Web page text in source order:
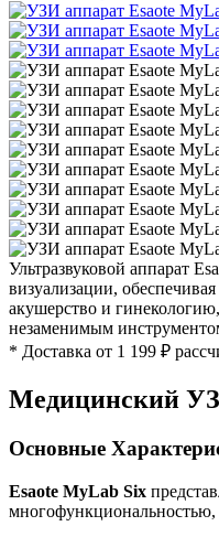
Ультразвуковой аппарат
визуализации,
акушерство и
незаменимым
* Доставка от 1 199 ₽
Медицинский
Основные
Esaote MyLab Six